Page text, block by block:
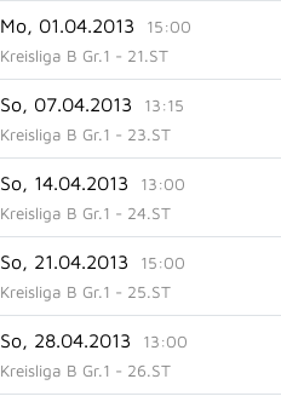
Mo, 01.04.2013
15:00
Kreisliga B Gr.1 - 21.ST
So, 07.04.2013
13:15
Kreisliga B Gr.1 - 23.ST
So, 14.04.2013
13:00
Kreisliga B Gr.1 - 24.ST
So, 21.04.2013
15:00
Kreisliga B Gr.1 - 25.ST
So, 28.04.2013
13:00
Kreisliga B Gr.1 - 26.ST